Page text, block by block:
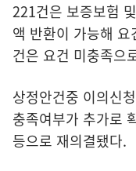
221건은 보증보험
액 반환이 가능해
건은 요건 미충족으
상정안건중 이의신
충족여부가 추가로
등으로 재의결됐다.